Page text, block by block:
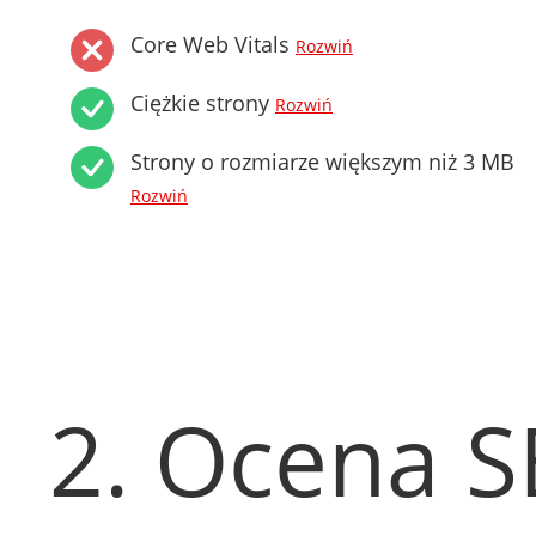
Core Web Vitals Rozwiń
Ciężkie strony Rozwiń
Strony o rozmiarze większym niż 3 MB
Rozwiń
2. Ocena